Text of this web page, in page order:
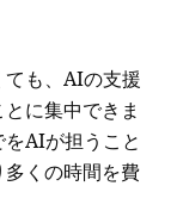
も、AIの支援
に集中できま
AIが担うこと
くの時間を費